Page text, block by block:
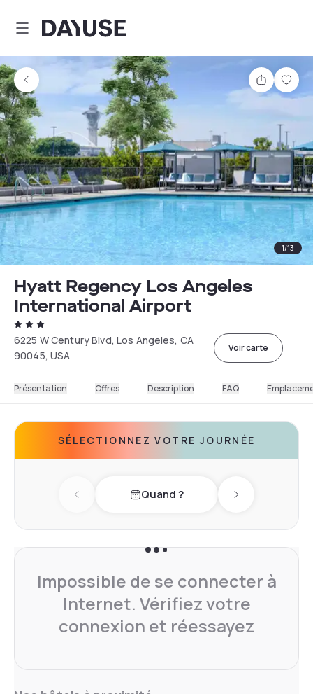
Dayuse
Partager
1/13
Hyatt Regency Los Angeles
International Airport
6225 W Century Blvd, Los Angeles, CA
90045, USA
Voir carte
Présentation Offres Description FAQ
SÉLECTIONNEZ VOTRE JOURNÉE
Previous dayQuand ? Next day
Impossible de se connecter à
Internet. Vérifiez votre
connexion et réessayez